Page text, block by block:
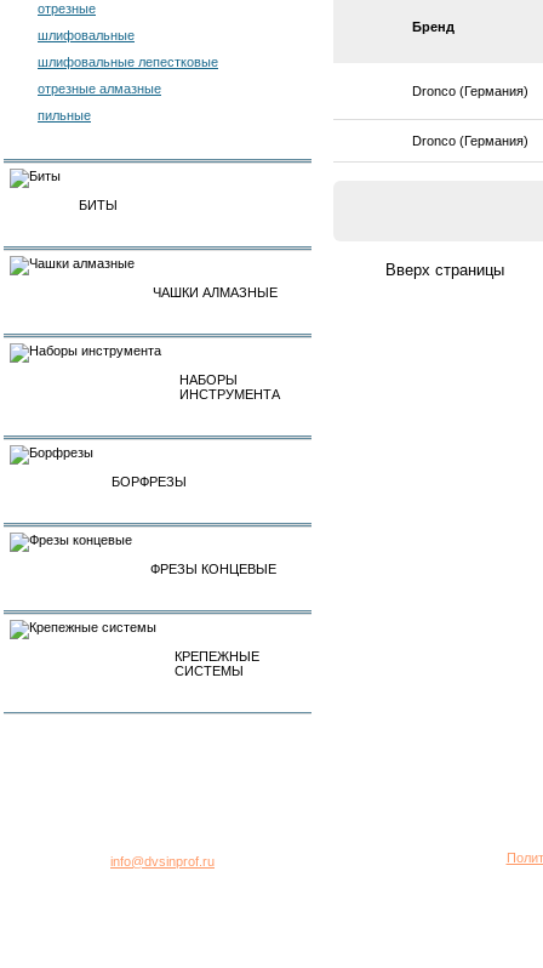
отрезные
шлифовальные
шлифовальные лепестковые
отрезные алмазные
пильные
БИТЫ
ЧАШКИ АЛМАЗНЫЕ
НАБОРЫ
ИНСТРУМЕНТА
БОРФРЕЗЫ
ФРЕЗЫ КОНЦЕВЫЕ
КРЕПЕЖНЫЕ
СИСТЕМЫ
Бренд
Dronco (Германия)
Dronco (Германия)
info@dvsinprof.ru